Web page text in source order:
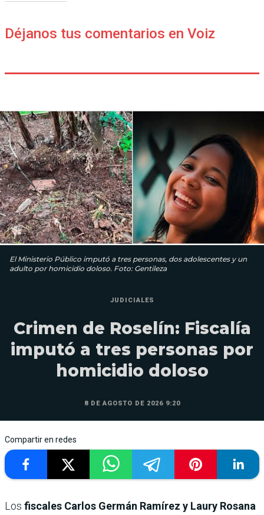
Déjanos tus comentarios en Voiz
El Ministerio Público imputó a tres personas, dos adolescentes y un
adulto por homicidio doloso. Foto: Gentileza
JUDICIALES
Crimen de Roselín: Fiscalía
imputó a tres personas por
homicidio doloso
8 DE AGOSTO DE 2026 9:20
Compartir en redes
Los fiscales Carlos Germán Ramírez y Laury Rosana